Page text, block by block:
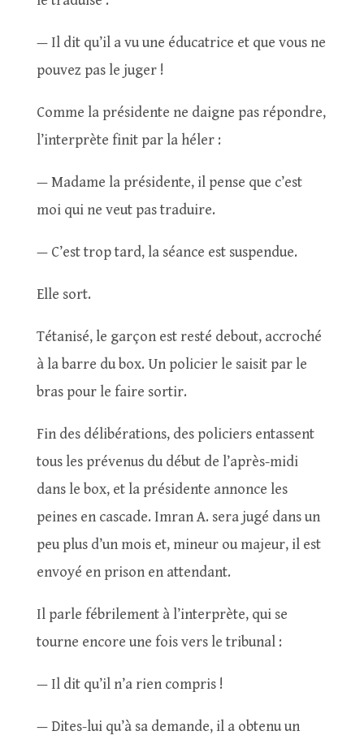
— Il dit qu’il a vu une éducatrice et que vous ne
pouvez pas le juger !
Comme la présidente ne daigne pas répondre,
l’interprète finit par la héler :
— Madame la présidente, il pense que c’est
moi qui ne veut pas traduire.
— C’est trop tard, la séance est suspendue.
Elle sort.
Tétanisé, le garçon est resté debout, accroché
à la barre du box. Un policier le saisit par le
bras pour le faire sortir.
Fin des délibérations, des policiers entassent
tous les prévenus du début de l’après-midi
dans le box, et la présidente annonce les
peines en cascade. Imran A. sera jugé dans un
peu plus d’un mois et, mineur ou majeur, il est
envoyé en prison en attendant.
Il parle fébrilement à l’interprète, qui se
tourne encore une fois vers le tribunal :
— Il dit qu’il n’a rien compris !
— Dites-lui qu’à sa demande, il a obtenu un